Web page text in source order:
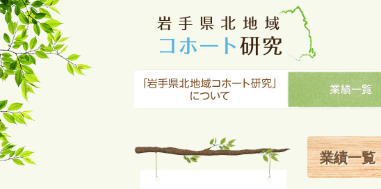
業績一覧